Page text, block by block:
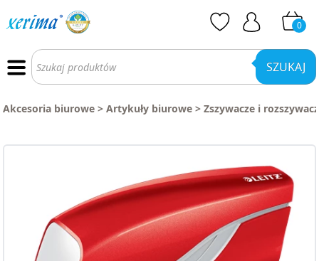
0
Wyszukiwarka
produktów SZUKAJ
Akcesoria biurowe > Artykuły biurowe > Zszywacze i